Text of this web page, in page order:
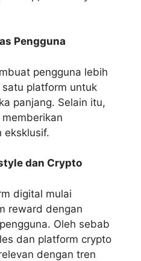
Pengguna
pengguna lebih
platform untuk
panjang. Selain itu,
eksklusif.
dan Crypto
digital mulai
reward dengan
Oleh sebab
dan platform crypto
dengan tren